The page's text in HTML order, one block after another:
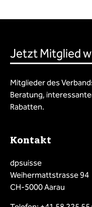
Jetzt Mitglied
Mitglieder des
Beratung,
Rabatten.
Kontakt
dpsuisse
Weihermattstrasse 94
CH-5000 Aarau